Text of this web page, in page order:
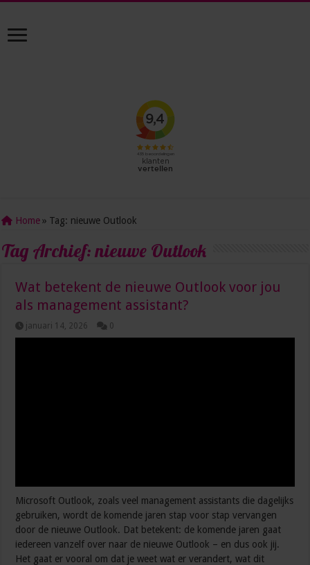
Home » Tag: nieuwe Outlook
Tag Archief:nieuwe Outlook
Wat betekent de nieuwe Outlook voor jou
als management assistant?
januari 14, 2026 0
Microsoft Outlook, zoals veel management assistants die dagelijks
gebruiken, wordt de komende jaren stap voor stap vervangen
door de nieuwe Outlook. Dat betekent: de komende jaren gaat
iedereen vanzelf over naar de nieuwe Outlook – en dus ook jij.
Het gaat er vooral om dat je weet wat er verandert, wat dit